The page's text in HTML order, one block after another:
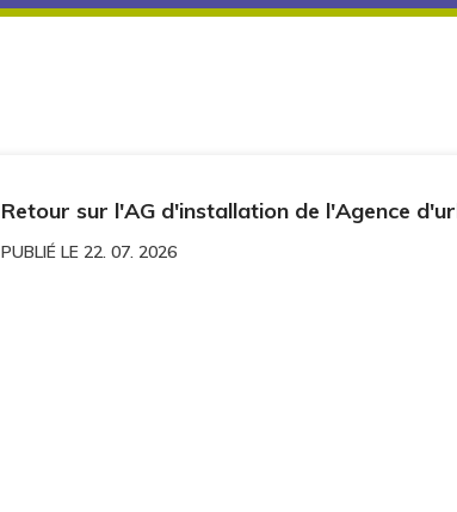
Retour sur l'AG d'installation de l'Agence
PUBLIÉ LE 22. 07. 2026